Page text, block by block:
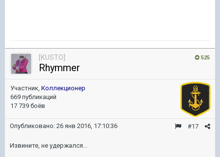
525
[KUSTO]
Rhymmer
Участник, Коллекционер
669 публикаций
17 739 боёв
#17
Опубликовано: 26 янв 2016, 17:10:36
Извините, не удержался...